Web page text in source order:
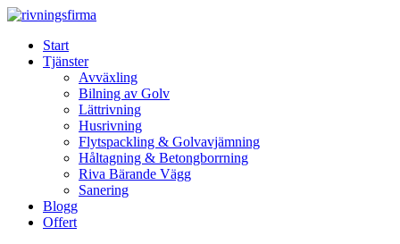
Skip
contentStart
Tjänster
Avväxling
Bilning av Golv
Lättrivning
Husrivning
Flytspackling & Golvavjämning
Håltagning & Betongborrning
Riva Bärande Vägg
Sanering
Blogg
Offert